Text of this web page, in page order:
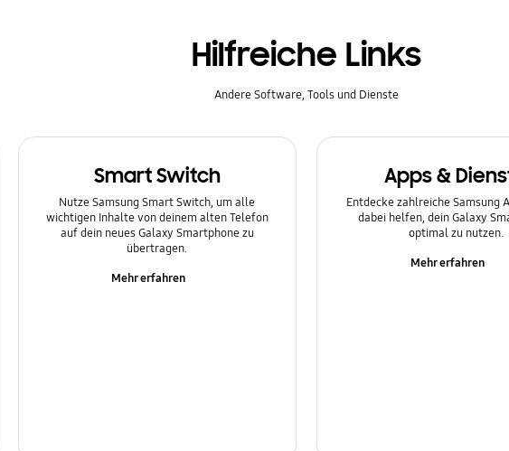
Hilfreiche Links
Andere Software, Tools und Dienste
Smart Switch
Nutze Samsung Smart Switch, um alle
wichtigen Inhalte von deinem alten Telefon
auf dein neues Galaxy Smartphone zu
übertragen.
Mehr erfahren
Apps &
Entdecke zahlreiche Samsung
dabei helfen, dein Galaxy
optimal zu nutzen.
Mehr erfahren